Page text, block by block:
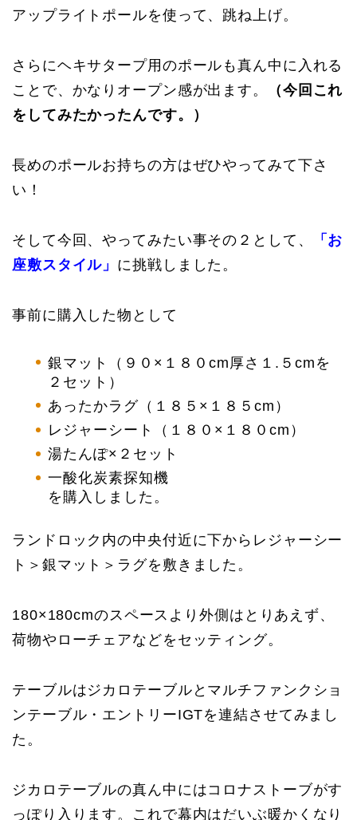
アップライトポールを使って、跳ね上げ。
さらにヘキサタープ用のポールも真ん中に入れる
ことで、かなりオープン感が出ます。
（今回これ
をしてみたかったんです。）
長めのポールお持ちの方はぜひやってみて下さ
い！
そして今回、やってみたい事その２として、
「お
座敷スタイル」 に挑戦しました。
事前に購入した物として
銀マット（９０×１８０cm厚さ１.５cmを
２セット）
あったかラグ（１８５×１８５cm）
レジャーシート（１８０×１８０cm）
湯たんぽ×２セット
一酸化炭素探知機
を購入しました。
ランドロック内の中央付近に下からレジャーシー
ト＞銀マット＞ラグを敷きました。
180×180cmのスペースより外側はとりあえず、
荷物やローチェアなどをセッティング。
テーブルはジカロテーブルとマルチファンクショ
ンテーブル・エントリーIGTを連結させてみまし
た。
ジカロテーブルの真ん中にはコロナストーブがす
っぽり入ります。これで幕内はだいぶ暖かくなり